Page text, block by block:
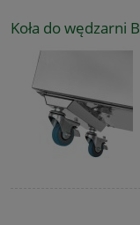
Koła do wędzarni